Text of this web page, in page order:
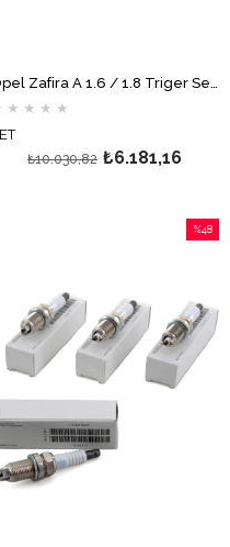
Opel Zafira A 1.6 / 1.8 Triger Seti GM
★ ★ ★ ★
₺6.181,16
₺10.030,82
%48